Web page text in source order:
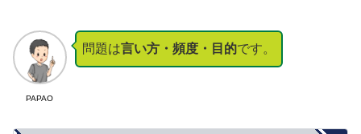
PAPAO
問題は言い方・頻度・目的です。